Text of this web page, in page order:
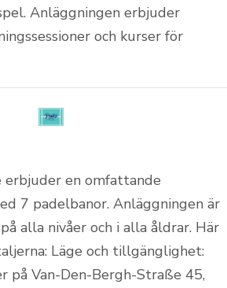
Anläggningen erbjuder
och kurser för
erbjuder en omfattande
7 padelbanor. Anläggningen är
alla nivåer och i alla åldrar. Här
Läge och tillgänglighet:
på Van-Den-Bergh-Straße 45,